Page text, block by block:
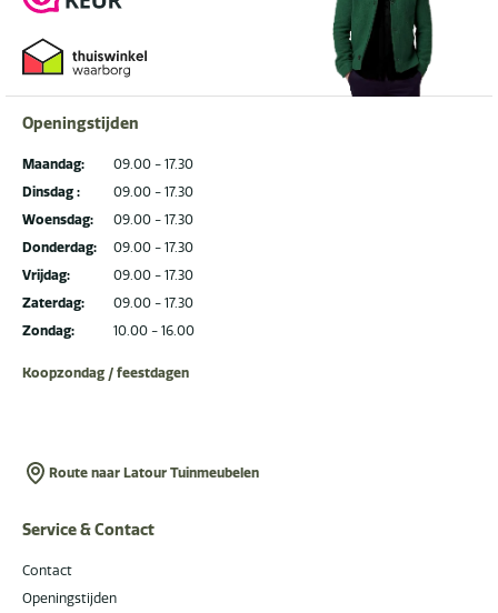
Openingstijden
Maandag:
Dinsdag :
Woensdag:
Donderdag:
Vrijdag:
Zaterdag:
Zondag:
09.00 - 17.30
09.00 - 17.30
09.00 - 17.30
09.00 - 17.30
09.00 - 17.30
09.00 - 17.30
10.00 - 16.00
Koopzondag / feestdagen
Route naar Latour Tuinmeubelen
Service & Contact
Contact
Openingstijden